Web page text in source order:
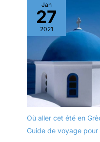
Jan
27
2021
Où aller cet été en
Guide de voyage pour